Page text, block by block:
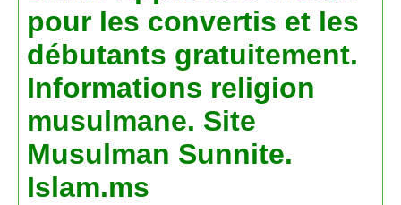
pour les convertis et les
débutants gratuitement.
Informations religion
musulmane. Site
Musulman Sunnite.
Islam.ms